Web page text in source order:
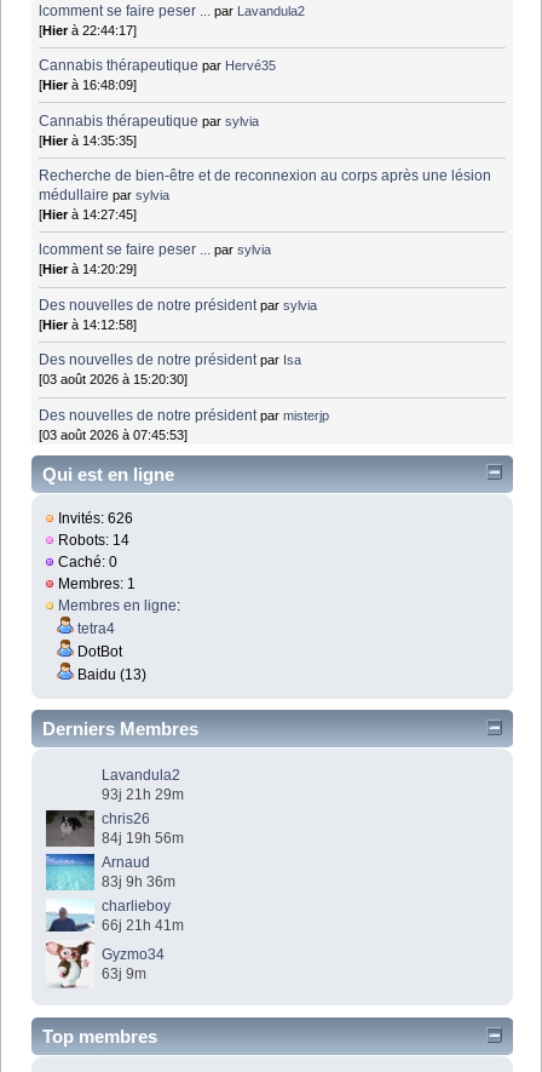
lcomment se faire peser ... par Lavandula2
[Hierà 22:44:17]
Cannabis thérapeutique par Hervé35
[Hierà 16:48:09]
Cannabis thérapeutique parsylvia
[Hierà 14:35:35]
Recherche de bien-être et de reconnexion au corps après une lésion
médullaire parsylvia
[Hierà 14:27:45]
lcomment se faire peser ... parsylvia
[Hierà 14:20:29]
Des nouvelles de notre président parsylvia
[Hierà 14:12:58]
Des nouvelles de notre président par Isa
[03 août 2026 à 15:20:30]
Des nouvelles de notre président parmisterjp
[03 août 2026 à 07:45:53]
Qui est en ligne
Invités: 626
Robots: 14
Caché: 0
Membres: 1
Membres en ligne:
tetra4
DotBot
Baidu (13)
Derniers Membres
Lavandula2
93j 21h 29m
chris26
84j 19h 56m
Arnaud
83j 9h 36m
charlieboy
66j 21h 41m
Gyzmo34
63j 9m
Top membres